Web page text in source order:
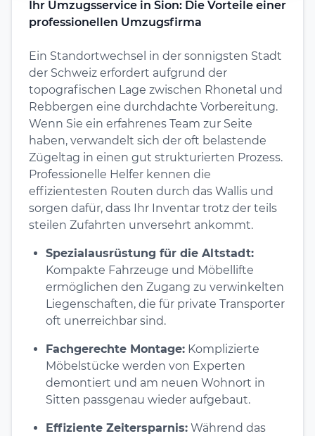
Ihr Umzugsservice in Sion: Die Vorteile einer
professionellen Umzugsfirma
Ein Standortwechsel in der sonnigsten Stadt
der Schweiz erfordert aufgrund der
topografischen Lage zwischen Rhonetal und
Rebbergen eine durchdachte Vorbereitung.
Wenn Sie ein erfahrenes Team zur Seite
haben, verwandelt sich der oft belastende
Zügeltag in einen gut strukturierten Prozess.
Professionelle Helfer kennen die
effizientesten Routen durch das Wallis und
sorgen dafür, dass Ihr Inventar trotz der teils
steilen Zufahrten unversehrt ankommt.
Spezialausrüstung für die Altstadt:
Kompakte Fahrzeuge und Möbellifte
ermöglichen den Zugang zu verwinkelten
Liegenschaften, die für private Transporter
oft unerreichbar sind.
Fachgerechte Montage: Komplizierte
Möbelstücke werden von Experten
demontiert und am neuen Wohnort in
Sitten passgenau wieder aufgebaut.
Effiziente Zeitersparnis: Während das